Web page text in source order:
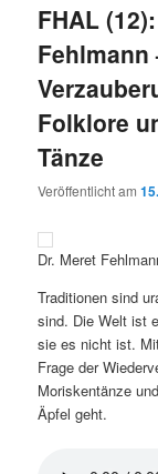
FHAL
Fehlmann
Folklore
Tänze
Veröffentlicht am
Dr. Meret
Traditionen sind
sind. Die Welt ist
sie es nicht ist.
Frage der
Moriskentänze
Äpfel geht.